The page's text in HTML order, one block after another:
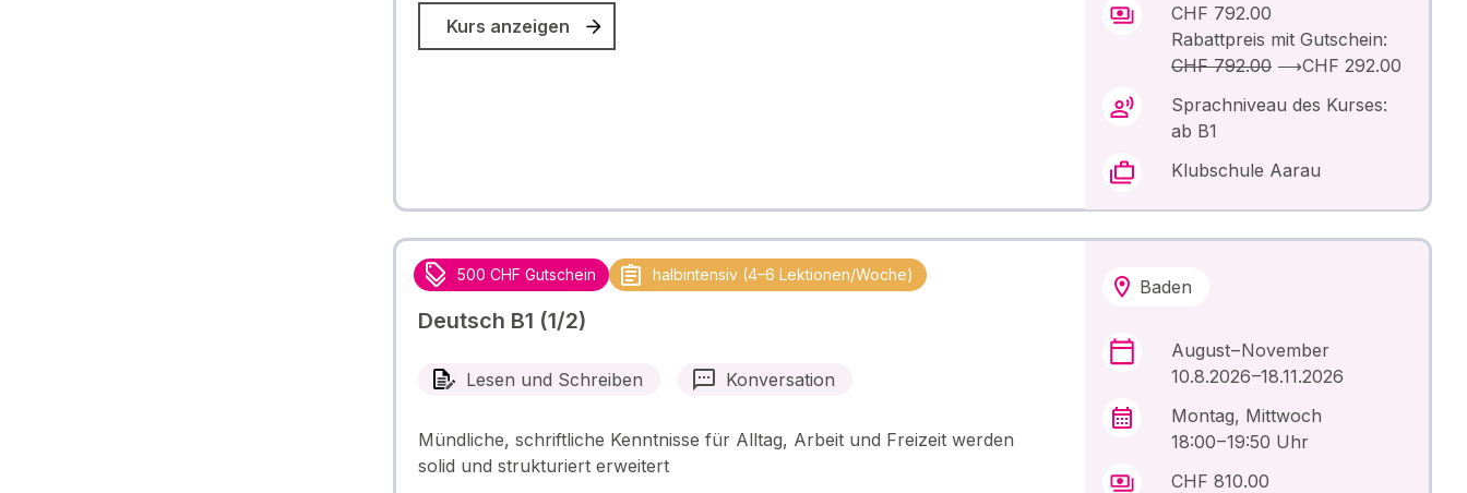
Kurs anzeigen
CHF 792.00
Rabattpreis mit Gutschein:
CHF 792.00 ⟶CHF 292.00
Sprachniveau des Kurses:
ab B1
Klubschule Aarau
500 CHF Gutschein halbintensiv (4–6 Lektionen/Woche)
Deutsch B1 (1/2)
Lesen und Schreiben Konversation
Mündliche, schriftliche Kenntnisse für Alltag, Arbeit und Freizeit werden
solid und strukturiert erweitert
Baden
August – November
10.8.2026 –18.11.2026
Montag, Mittwoch
18:00 – 19:50 Uhr
CHF 810.00